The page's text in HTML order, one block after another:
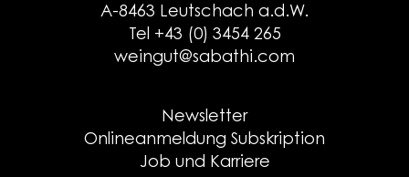
A-8463 Leutschach a.d.W.
Tel +43 (0) 3454 265
weingut@sabathi.com
Newsletter
Onlineanmeldung Subskription
Job und Karriere